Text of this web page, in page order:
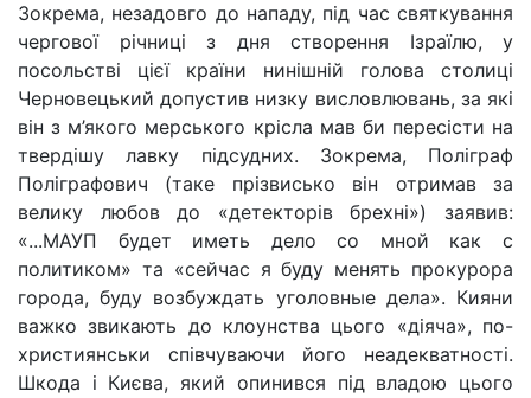
Зокрема, незадовго до нападу, під час святкування
чергової річниці з дня створення Ізраїлю, у
посольстві цієї країни нинішній голова столиці
Черновецький допустив низку висловлювань, за які
він з м’якого мерського крісла мав би пересісти на
твердішу лавку підсудних. Зокрема, Поліграф
Поліграфович (таке прізвисько він отримав за
велику любов до «детекторів брехні») заявив:
«...МАУП будет иметь дело со мной как с
политиком» та «сейчас я буду менять прокурора
города, буду возбуждать уголовные дела». Кияни
важко звикають до клоунства цього «діяча», по-
християнськи співчуваючи його неадекватності.
Шкода і Києва, який опинився під владою цього